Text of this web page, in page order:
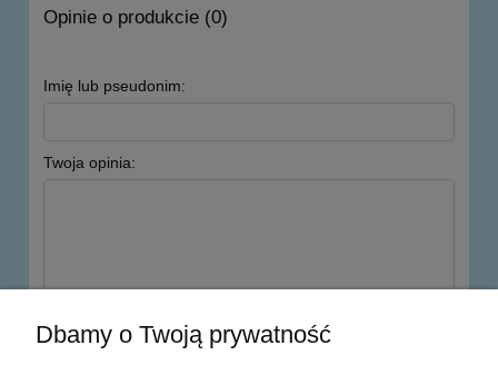
Opinie o produkcie (0)
Imię lub pseudonim:
Twoja opinia:
Dbamy o Twoją prywatność